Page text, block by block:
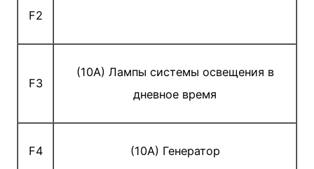
F2
F3
(10A) Лампы системы освещения в
дневное время
F4 (10A) Генератор